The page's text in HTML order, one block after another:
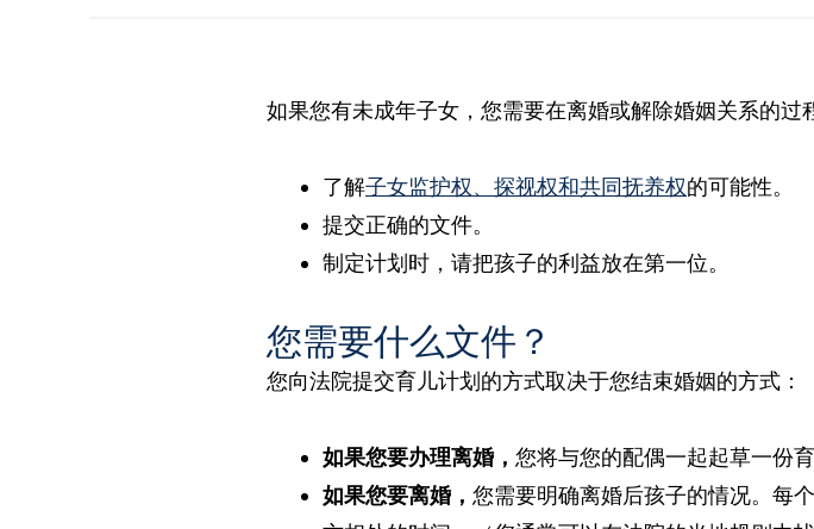
如果您有未成年子女，您需要在离婚或解除婚姻关系的过
了解子女监护权、探视权和共同抚养权的可能性。
提交正确的文件。
制定计划时，请把孩子的利益放在第一位。
您需要什么文件？
您向法院提交育儿计划的方式取决于您结束婚姻的方式：
如果您要办理离婚， 您将与您的配偶一起起草一份
如果您要离婚， 您需要明确离婚后孩子的情况。每